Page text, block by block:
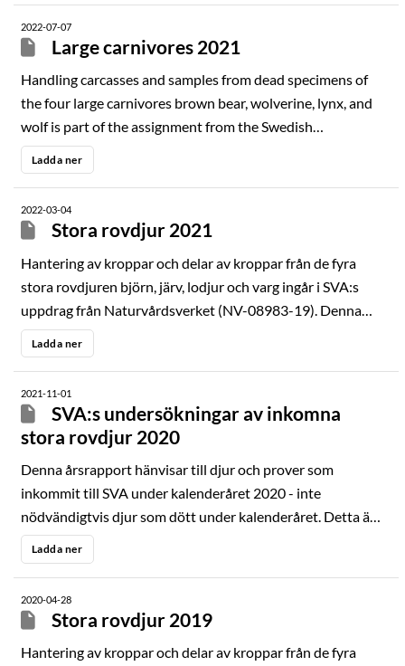
ansvarar för hantering och sammanställning av prover och
data från döda stora rovdjur.
2022-07-07
Large carnivores 2021
Handling carcasses and samples from dead specimens of
the four large carnivores brown bear, wolverine, lynx, and
wolf is part of the assignment from the Swedish
Environmental Protection Agency (NV-08983-19) to SVA.
This annual report presents results from the activities
section of the Department of Pathology and Wildlife
Diseases at SVA is responsible for handling and compiling
samples and data from dead large carnivores.
Ladda ner
2022-03-04
Stora rovdjur 2021
Hantering av kroppar och delar av kroppar från de fyra
stora rovdjuren björn, järv, lodjur och varg ingår i SVA:s
uppdrag från Naturvårdsverket (NV-08983-19). Denna
årsrapport redovi-sar resultat från de aktiviteter som
utförts inom detta uppdrag under 2021. Viltsektionen
ansvarar för hantering och sammanställ-ning av prover och
data från döda stora rovdjur.
Ladda ner
2021-11-01
SVA:s undersökningar av inkomna
stora rovdjur 2020
Denna årsrapport hänvisar till djur och prover som
inkommit till SVA under kalenderåret 2020 - inte
nödvändigtvis djur som dött under kalenderåret. Detta är
relevant att vara medveten om när man läser rapporten.
Ladda ner
2020-04-28
Stora rovdjur 2019
Hantering av kroppar och delar av kroppar från de fyra